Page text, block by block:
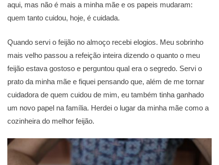
aqui, mas não é mais a minha mãe e os papeis mudaram:
quem tanto cuidou, hoje, é cuidada.
Quando servi o feijão no almoço recebi elogios. Meu sobrinho
mais velho passou a refeição inteira dizendo o quanto o meu
feijão estava gostoso e perguntou qual era o segredo. Servi o
prato da minha mãe e fiquei pensando que, além de me tornar
cuidadora de quem cuidou de mim, eu também tinha ganhado
um novo papel na família. Herdei o lugar da minha mãe como a
cozinheira do melhor feijão.